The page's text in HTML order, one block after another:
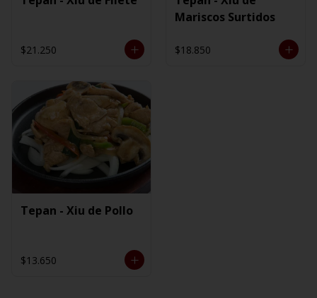
$21.250
Mariscos Surtidos
$18.850
Tepan - Xiu de Pollo
$13.650